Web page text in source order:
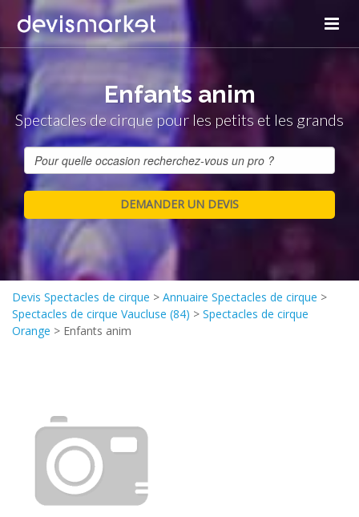
Enfants anim
Spectacles de cirque pour les petits et les grands
Devis Spectacles de cirque > Annuaire Spectacles de cirque >
Spectacles de cirque Vaucluse (84) > Spectacles de cirque
Orange > Enfants anim